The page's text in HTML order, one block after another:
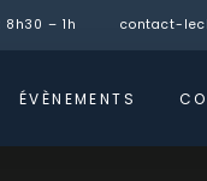
– 1h contact-
ÉVÈNEMENTS